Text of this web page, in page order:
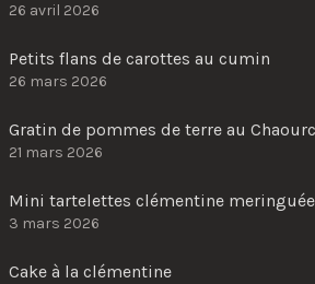
26 avril 2026
Petits flans de carottes au cumin
26 mars 2026
Gratin de pommes de terre au
21 mars 2026
Mini tartelettes clémentine
3 mars 2026
Cake à la clémentine